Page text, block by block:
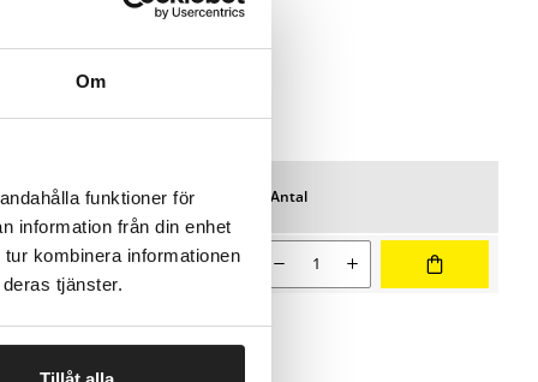
Om
funktioner för
information från din enhet
kombinera informationen
tjänster.
10+ Stk
Lager FavoritterAntal
salgspris 10,90 krNuværende salgspris 9,81 kr
9,81 Antal